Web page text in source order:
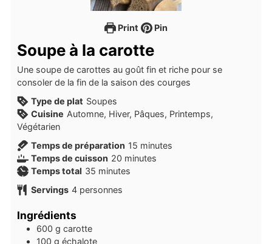
Print Pin
Soupe à la carotte
Une soupe de carottes au goût fin et riche pour se
consoler de la fin de la saison des courges
Type de plat Soupes
Cuisine Automne, Hiver, Pâques, Printemps,
Végétarien
Temps de préparation 15 minutes
minutes
Temps de cuisson 20 minutes
minutes
Temps total 35 minutes
minutes
Servings 4 personnes
Ingrédients
600 g carotte
100 g échalote